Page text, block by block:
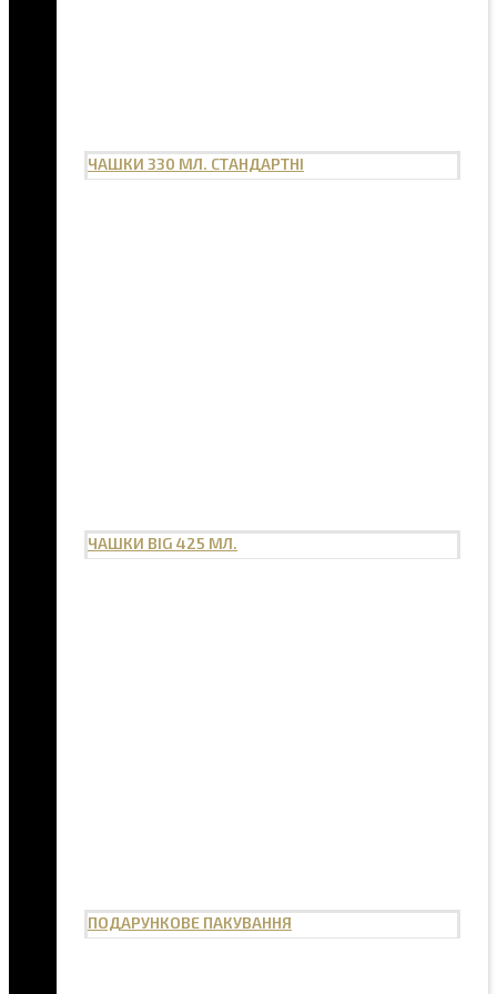
ЧАШКИ 330 МЛ. СТАНДАРТНІ
ЧАШКИ BIG 425 МЛ.
ПОДАРУНКОВЕ ПАКУВАННЯ